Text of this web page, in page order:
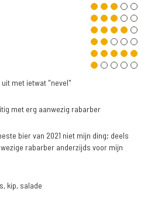
met ietwat "nevel"
met erg aanwezig rabarber
bier van 2021 niet mijn ding; deels
rabarber anderzijds voor mijn
kip, salade